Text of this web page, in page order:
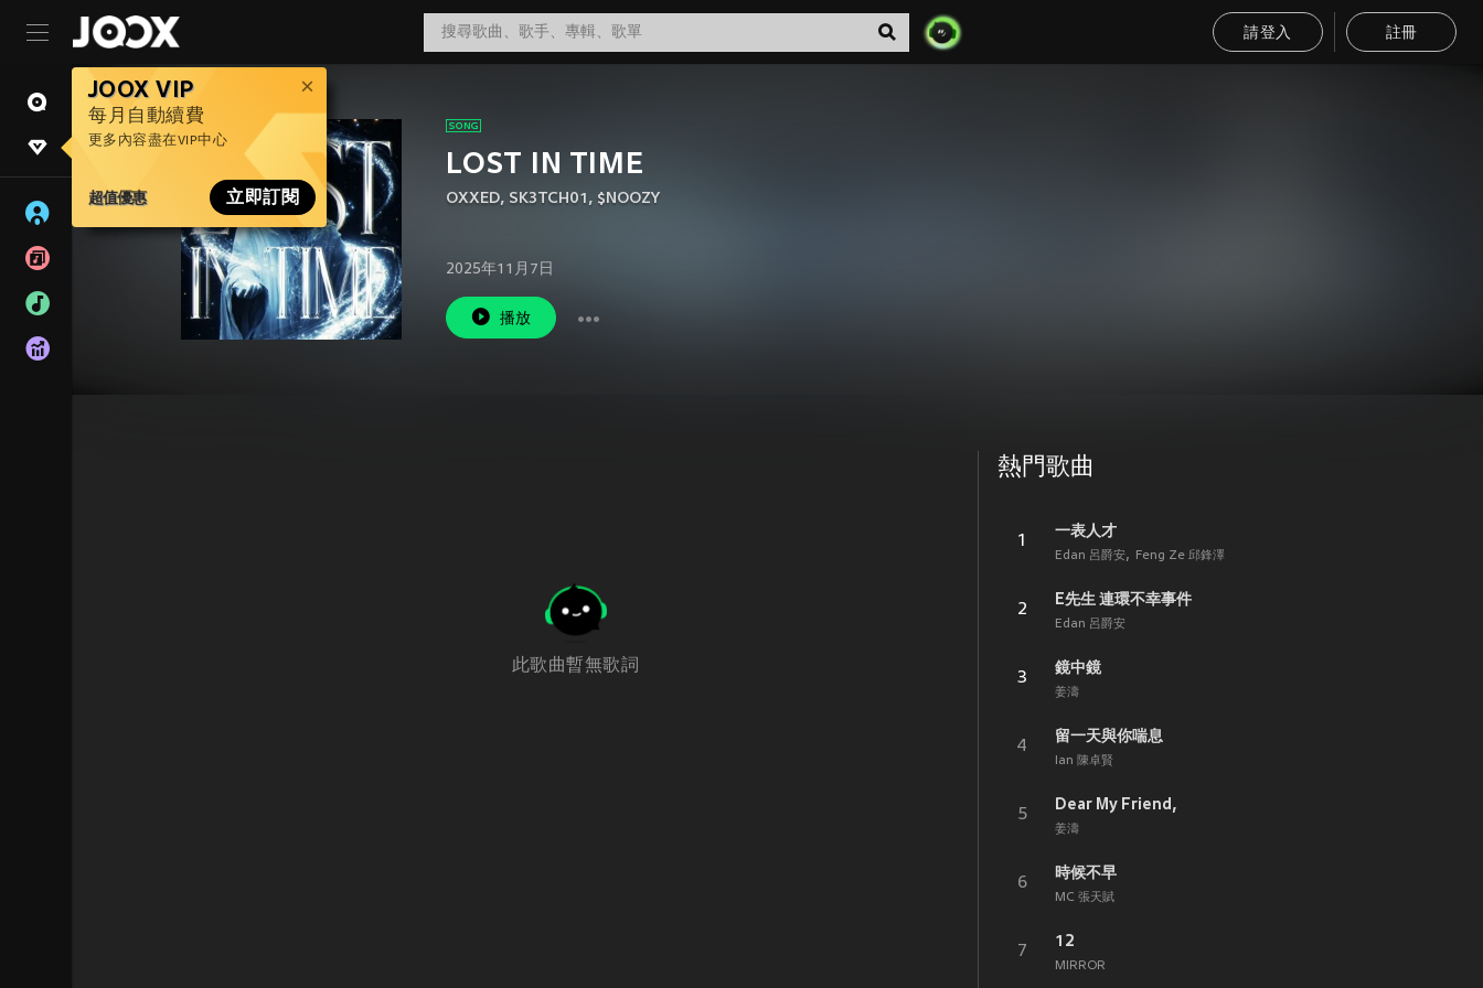
請登入 註冊
JOOX VIP
每月自動續費
更多內容盡在VIP中心
超值優惠 立即訂閱
LOST IN TIME
OXXED, SK3TCH01 , $NOOZY
2025年11月7日
播放
此歌曲暫無歌詞
熱門歌曲
1
一表人才
Edan 呂爵安 Feng Ze 邱鋒澤
2
E先生 連環不幸事件
Edan 呂爵安
3
鏡中鏡
姜濤
4
留一天與你喘息
Ian 陳卓賢
5
Dear My Friend,
姜濤
6
時候不早
MC 張天賦
7
12
MIRROR